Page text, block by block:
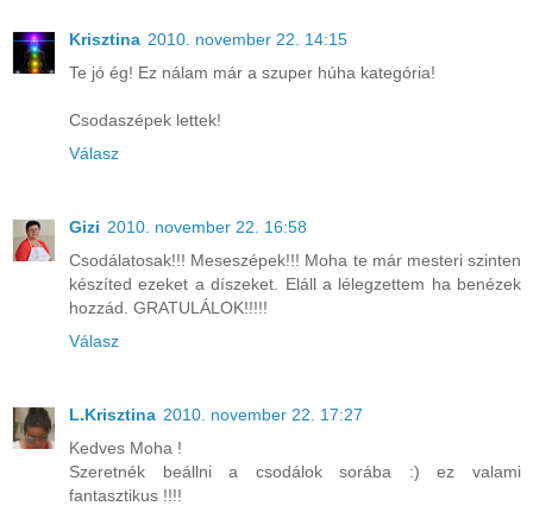
Krisztina 2010. november 22. 14:15
Te jó ég! Ez nálam már a szuper húha kategória!
Csodaszépek lettek!
Válasz
Gizi 2010. november 22. 16:58
Csodálatosak!!! Meseszépek!!! Moha te már mesteri szinten
készíted ezeket a díszeket. Eláll a lélegzettem ha benézek
hozzád. GRATULÁLOK!!!!!
Válasz
L.Krisztina 2010. november 22. 17:27
Kedves Moha !
Szeretnék beállni a csodálok sorába :) ez valami
fantasztikus !!!!